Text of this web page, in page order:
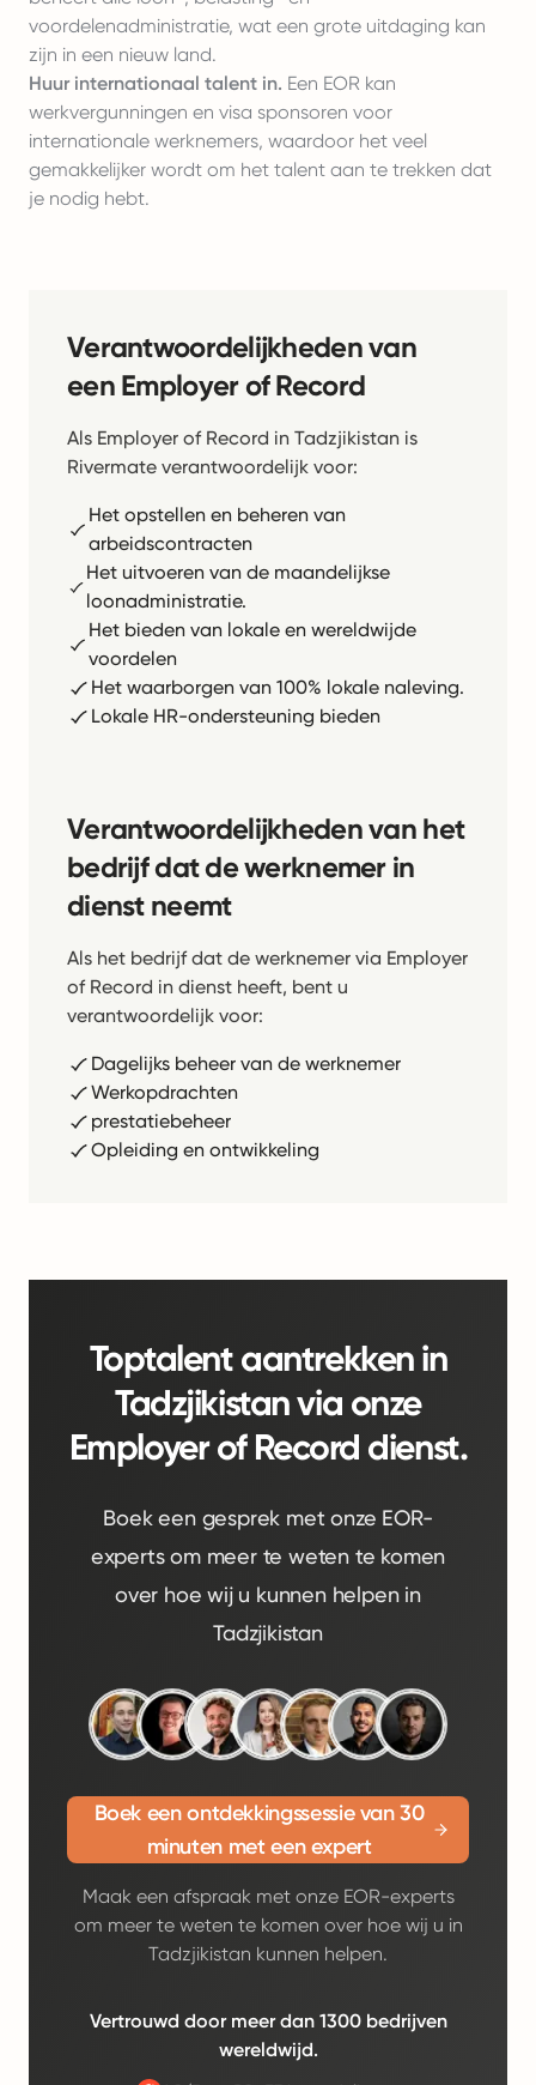
voordelenadministratie, wat een grote uitdaging kan
zijn in een nieuw land.
Huur internationaal talent in. Een EOR kan
werkvergunningen en visa sponsoren voor
internationale werknemers, waardoor het veel
gemakkelijker wordt om het talent aan te trekken dat
je nodig hebt.
Verantwoordelijkheden van
een Employer of Record
Als Employer of Record in Tadzjikistan is
Rivermate verantwoordelijk voor:
Het opstellen en beheren van
arbeidscontracten
Het uitvoeren van de maandelijkse
loonadministratie.
Het bieden van lokale en wereldwijde
voordelen
Het waarborgen van 100% lokale naleving.
Lokale HR-ondersteuning bieden
Verantwoordelijkheden van het
bedrijf dat de werknemer in
dienst neemt
Als het bedrijf dat de werknemer via Employer
of Record in dienst heeft, bent u
verantwoordelijk voor:
Dagelijks beheer van de werknemer
Werkopdrachten
prestatiebeheer
Opleiding en ontwikkeling
Toptalent aantrekken in
Tadzjikistan via onze
Employer of Record dienst.
Boek een gesprek met onze EOR-
experts om meer te weten te komen
over hoe wij u kunnen helpen in
Tadzjikistan
Boek een ontdekkingssessie van 30
minuten met een expert
Maak een afspraak met onze EOR-experts
om meer te weten te komen over hoe wij u in
Tadzjikistan kunnen helpen.
Vertrouwd door meer dan 1300 bedrijven
wereldwijd.